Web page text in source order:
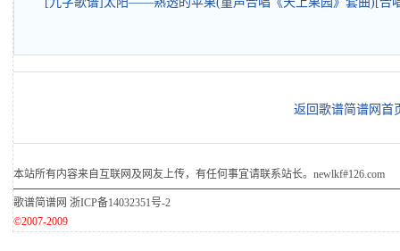
返回歌谱简谱网首
本站所有内容来自互联网及网友上传，有任何事宜请联系站长。newlkf#126.com
歌谱简谱网 浙ICP备14032351号-2
©2007-2009